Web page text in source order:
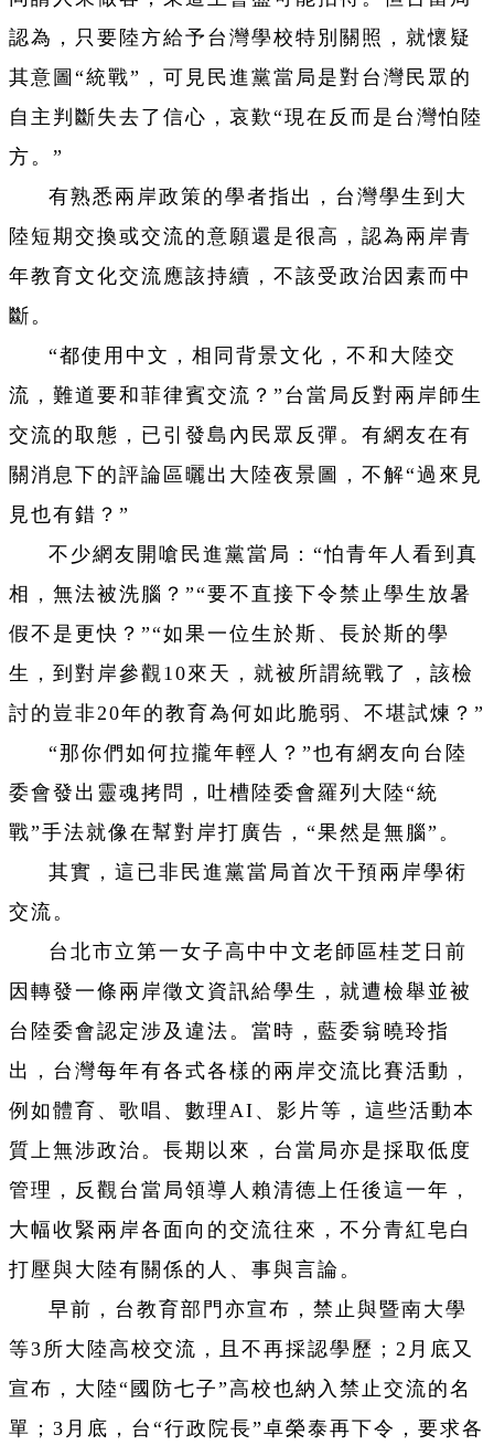
認為，只要陸方給予台灣學校特別關照，就懷疑
其意圖“統戰”，可見民進黨當局是對台灣民眾的
自主判斷失去了信心，哀歎“現在反而是台灣怕陸
方。”
有熟悉兩岸政策的學者指出，台灣學生到大
陸短期交換或交流的意願還是很高，認為兩岸青
年教育文化交流應該持續，不該受政治因素而中
斷。
“都使用中文，相同背景文化，不和大陸交
流，難道要和菲律賓交流？”台當局反對兩岸師生
交流的取態，已引發島內民眾反彈。有網友在有
關消息下的評論區曬出大陸夜景圖，不解“過來見
見也有錯？”
不少網友開嗆民進黨當局：“怕青年人看到真
相，無法被洗腦？”“要不直接下令禁止學生放暑
假不是更快？”“如果一位生於斯、長於斯的學
生，到對岸參觀10來天，就被所謂統戰了，該檢
討的豈非20年的教育為何如此脆弱、不堪試煉？”
“那你們如何拉攏年輕人？”也有網友向台陸
委會發出靈魂拷問，吐槽陸委會羅列大陸“統
戰”手法就像在幫對岸打廣告，“果然是無腦”。
其實，這已非民進黨當局首次干預兩岸學術
交流。
台北市立第一女子高中中文老師區桂芝日前
因轉發一條兩岸徵文資訊給學生，就遭檢舉並被
台陸委會認定涉及違法。當時，藍委翁曉玲指
出，台灣每年有各式各樣的兩岸交流比賽活動，
例如體育、歌唱、數理AI、影片等，這些活動本
質上無涉政治。長期以來，台當局亦是採取低度
管理，反觀台當局領導人賴清德上任後這一年，
大幅收緊兩岸各面向的交流往來，不分青紅皂白
打壓與大陸有關係的人、事與言論。
早前，台教育部門亦宣布，禁止與暨南大學
等3所大陸高校交流，且不再採認學歷；2月底又
宣布，大陸“國防七子”高校也納入禁止交流的名
單；3月底，台“行政院長”卓榮泰再下令，要求各